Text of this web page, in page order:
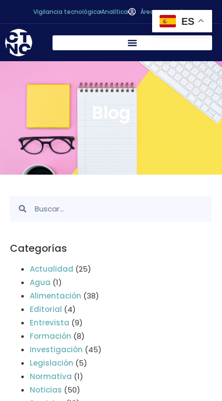
Vigilancia tecnológicaAnalítica Área personal
Blog
Categorías
Actualidad (25)
Agua (1)
Alimentación (38)
Editorial (4)
Entrevista (9)
Formación (8)
Investigación (45)
Legislación (5)
Normativa (1)
Noticias (50)
ES